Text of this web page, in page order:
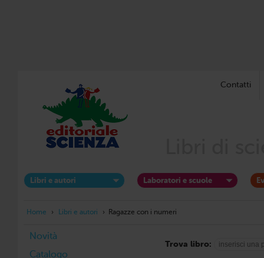
Contatti
Libri e autori Laboratori e scuole
Home › Libri e autori › Ragazze con i numeri
Novità
Catalogo
Trova libro: